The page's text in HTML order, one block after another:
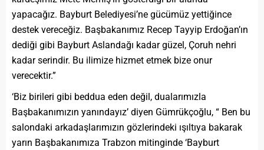
yapacağız. Bayburt Belediyesi’ne gücümüz yettiğince
destek vereceğiz. Başbakanımız Recep Tayyip Erdoğan’ın
dediği gibi Bayburt Aslandağı kadar güzel, Çoruh nehri
kadar serindir. Bu ilimize hizmet etmek bize onur
verecektir.”
‘Biz birileri gibi beddua eden değil, dualarımızla
Başbakanımızın yanındayız’ diyen Gümrükçoğlu, “ Ben bu
salondaki arkadaşlarımızın gözlerindeki ışıltıya bakarak
yarın Başbakanımıza Trabzon mitinginde ‘Bayburt